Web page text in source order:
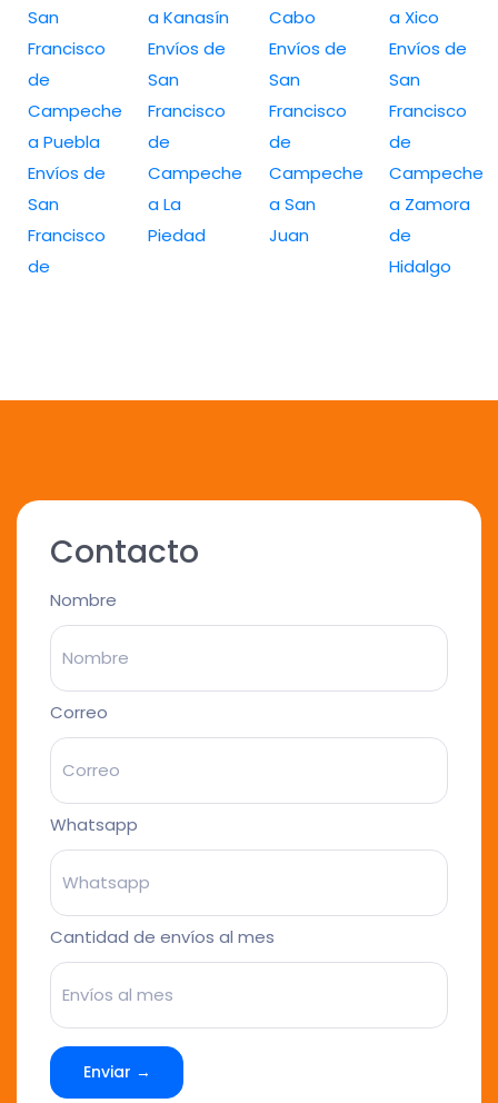
San
Francisco
de
Campeche
a Puebla
Envíos de
San
Francisco
de
a Kanasín
Envíos de
San
Francisco
de
Campeche
a La
Piedad
Cabo
Envíos de
San
Francisco
de
Campeche
a San
Juan
a Xico
Envíos de
San
Francisco
de
Campeche
a Zamora
de
Hidalgo
Contacto
Nombre
Correo
Whatsapp
Cantidad de envíos al mes
Enviar →